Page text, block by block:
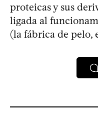
proteicas y sus
ligada al
(la fábrica de pelo,